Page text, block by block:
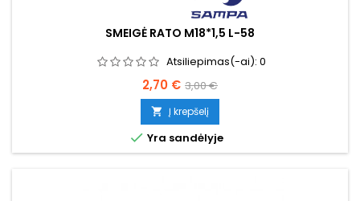
SMEIGĖ RATO M18*1,5 L-58
Atsiliepimas(-ai): 0
Kaina
2,70 € Bazinė
kaina
3,00 €
 Į krepšelį
 Yra sandėlyje